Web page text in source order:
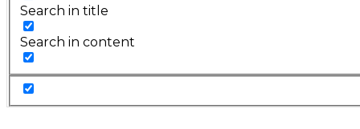
Search in title
Search in content